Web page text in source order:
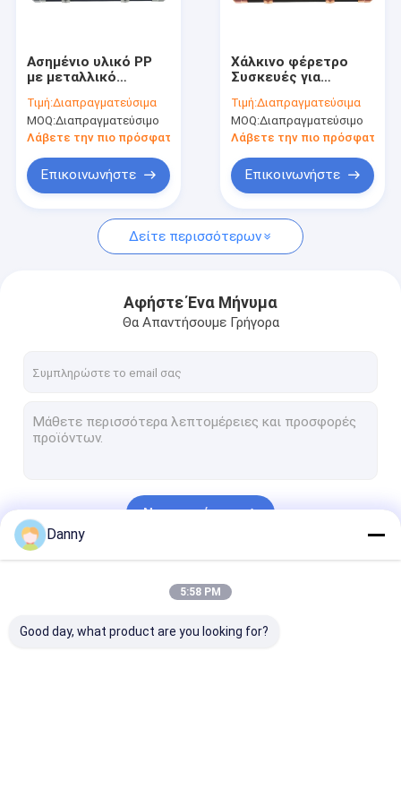
Ζητήστε ένα απόσπασμα
διακόσμηση φέρετρων
γωνία φέρετρων
Λαβές φέρετρων μετάλλων
Φραγμός ταλάντευσης κασετινών
Βίδες φέρετρων
μέρη κασετινών
Διακοσμητικά νεκρικά δοχεία
Ασημένιο υλικό PP
με μεταλλικό
swing bar γρήγορη
παράδοση SW-ES
Τιμή:Διαπραγματεύσιμα
MOQ:Διαπραγματεύσιμο
Λάβετε την πιο πρόσφατη τιμή
Επικοινωνήστε
Χάλκινο φέρετρο
Συσκευές για
Περιβαλλοντικά
φιλικά
Τιμή:Διαπραγματεύσιμα
MOQ:Διαπραγματεύσιμο
Λάβετε την πιο πρόσφατη
Επικοινωνήστε
Δείτε περισσότερων
Αφήστε Ένα Μήνυμα
Θα Απαντήσουμε Γρήγορα
Να συνεχίσει
Danny
5:58 PM
Good day, what product are you looking for?